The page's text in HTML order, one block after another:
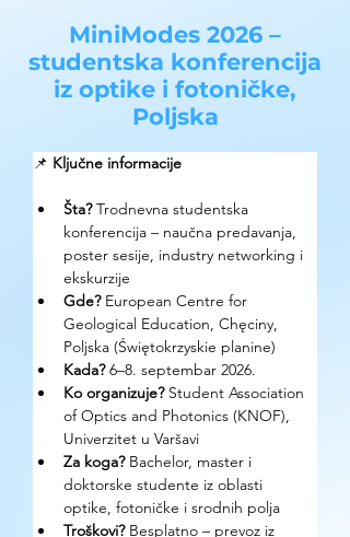
MiniModes 2026 –
studentska konferencija
iz optike i fotoničke,
Poljska
📌 Ključne informacije
Šta? Trodnevna studentska
konferencija – naučna predavanja,
poster sesije, industry networking i
ekskurzije
Gde? European Centre for
Geological Education, Chęciny,
Poljska (Świętokrzyskie planine)
Kada? 6–8. septembar 2026.
Ko organizuje? Student Association
of Optics and Photonics (KNOF),
Univerzitet u Varšavi
Za koga? Bachelor, master i
doktorske studente iz oblasti
optike, fotoničke i srodnih polja
Troškovi? Besplatno – prevoz iz